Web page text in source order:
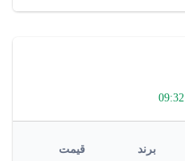
09:32
برند قیمت